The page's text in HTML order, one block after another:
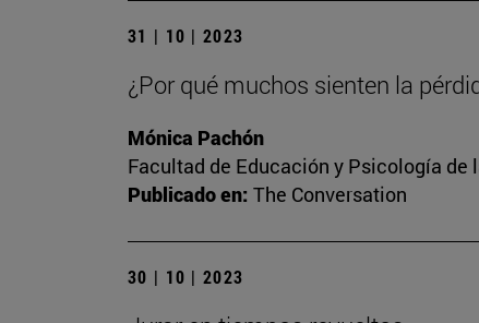
31 | 10 | 2023
¿Por qué muchos sienten la
Mónica Pachón
Facultad de Educación y Psicología de
Publicado en: The Conversation
30 | 10 | 2023